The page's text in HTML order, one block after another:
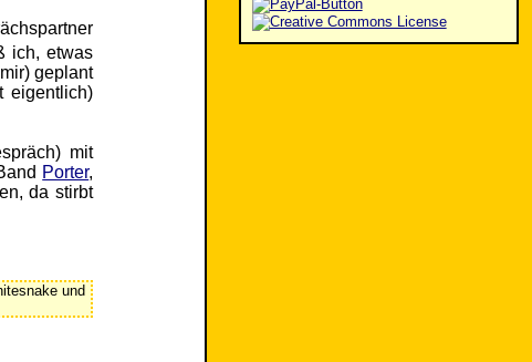
ich, etwas
geplant
eigentlich)
mit
Porter,
da stirbt
und